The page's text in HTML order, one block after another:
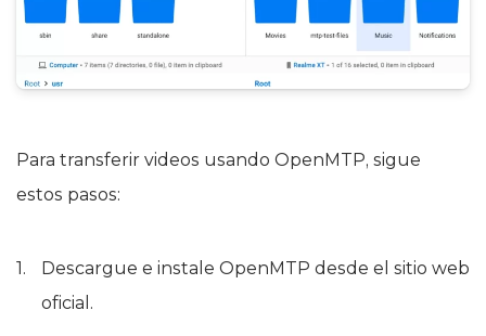
Para transferir videos usando OpenMTP, sigue
estos pasos:
Descargue e instale OpenMTP desde el sitio web
oficial.